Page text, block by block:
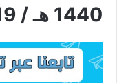
1440 هـ / 2019 م